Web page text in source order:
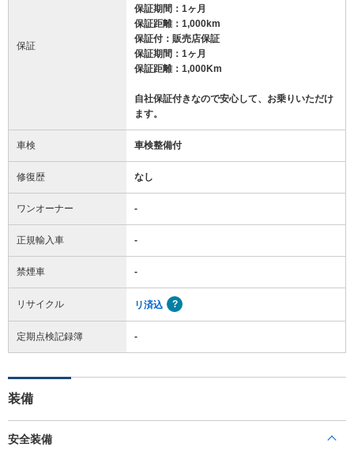
保証
保証期間：1ヶ月
保証距離：1,000km
保証付：販売店保証
保証期間：1ヶ月
保証距離：1,000Km
自社保証付きなので安心して、お乗りいただけ
ます。
車検 車検整備付
修復歴 なし
ワンオーナー -
正規輸入車 -
禁煙車 -
リサイクル リ済込
定期点検記録簿 -
装備
安全装備